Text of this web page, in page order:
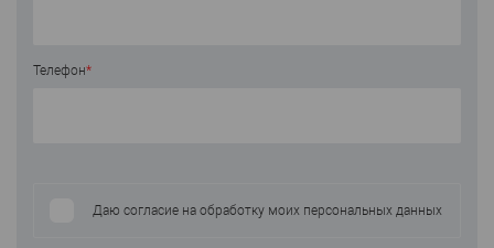
Телефон*
Даю согласие на обработку моих персональных данных